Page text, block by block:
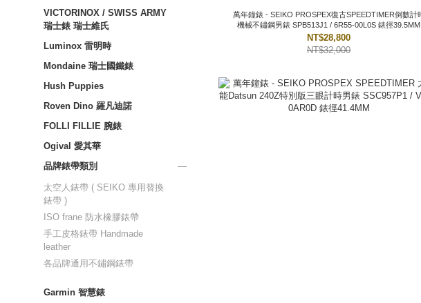
VICTORINOX / SWISS ARMY
瑞士錶 瑞士維氏
Luminox 雷明時
Mondaine 瑞士國鐵錶
Hush Puppies
Roven Dino 羅凡迪諾
FOLLI FILLIE 腕錶
Ogival 愛其華
品牌錶帶類別
太空人錶帶 ( SEIKO 專用替換
錶帶 )
ISO frane 防水橡膠錶帶
手工皮格錶帶 Handmade
leather
各品牌通用不鏽鋼錶帶
Garmin 智慧錶
萬年鐘錶 - SEIKO PROSPEX復古SPEEDTIMER倒數計時
機械不鏽鋼男錶 SPB513J1 / 6R55-00L0S 錶徑39.5MM
NT$28,800
NT$32,000